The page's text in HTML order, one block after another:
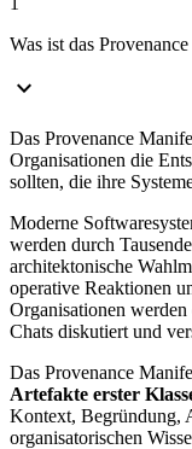
Was ist das
expand_more
Das Provenance
Organisationen die
sollten, die ihre
Moderne
werden durch
architektonische
operative Reaktionen
Organisationen
Chats diskutiert und
Das Provenance
Artefakte erster
Kontext, Begründung,
organisatorischen